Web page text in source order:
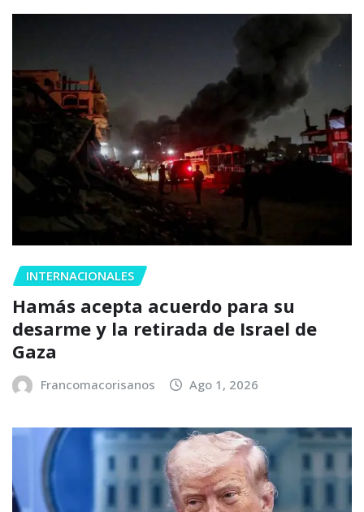
INTERNACIONALES
Hamás acepta acuerdo para su
desarme y la retirada de Israel de
Gaza
Francomacorisanos Ago 1, 2026